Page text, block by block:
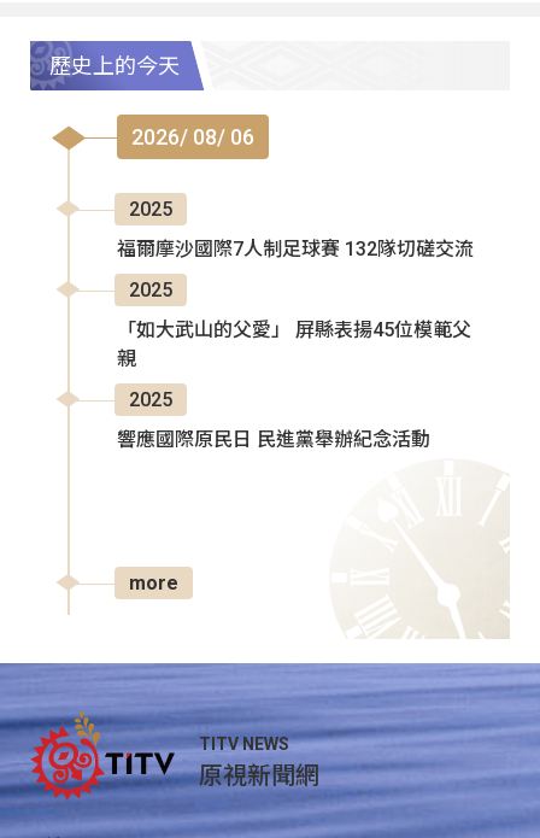
歷史上的今天
2026/ 08/ 06
2025
福爾摩沙國際7人制足球賽 132隊切磋交流
2025
「如大武山的父愛」 屏縣表揚45位模範父
親
2025
響應國際原民日 民進黨舉辦紀念活動
more
TITV NEWS
原視新聞網